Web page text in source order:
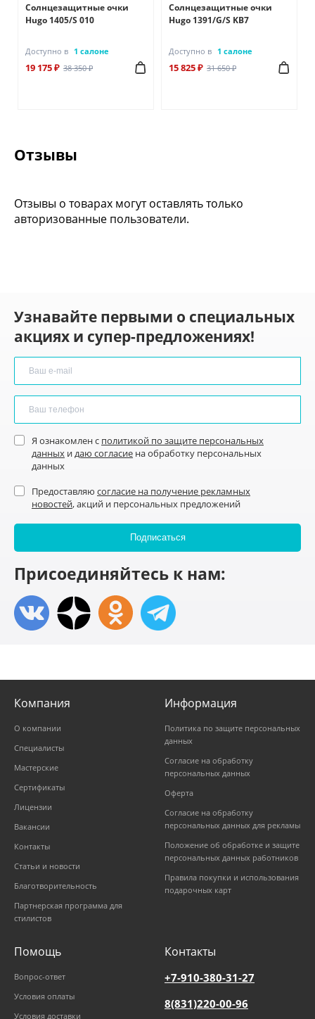
Солнцезащитные очки
Hugo 1405/S 010
Доступно в 1 салоне
19 175 ₽ 38 350 ₽
Солнцезащитные очки
Hugo 1391/G/S KB7
Доступно в 1 салоне
15 825 ₽ 31 650 ₽
Отзывы
Отзывы о товарах могут оставлять только
авторизованные пользователи.
Узнавайте первыми о специальных
акциях и супер-предложениях!
Я ознакомлен с политикой по защите персональных
данных идаю согласие на обработку персональных
данных
Предоставляю согласие на получение рекламных
новостей, акций и персональных предложений
Присоединяйтесь к нам:
Компания
О компании
Специалисты
Мастерские
Сертификаты
Лицензии
Вакансии
Контакты
Статьи и новости
Благотворительность
Партнерская программа для
стилистов
Информация
Политика по защите персональных
данных
Согласие на обработку
персональных данных
Оферта
Согласие на обработку
персональных данных для рекламы
Положение об обработке и защите
персональных данных работников
Правила покупки и использования
подарочных карт
Помощь
Вопрос-ответ
Условия оплаты
Условия доставки
Контакты
+7-910-380-31-27
8(831)220-00-96